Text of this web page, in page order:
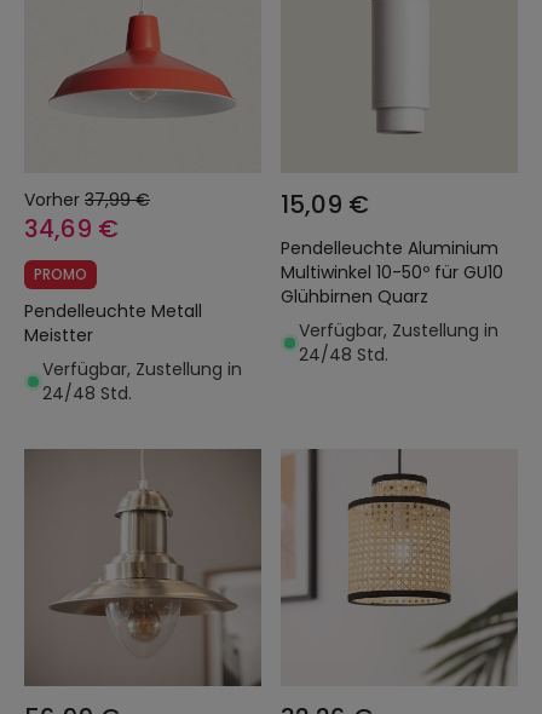
Vorher 37,99 €
34,69 €
PROMO
Pendelleuchte Metall
Meistter
Verfügbar, Zustellung in
24/48 Std.
15,09 €
Pendelleuchte Aluminium
Multiwinkel 10-50º für GU10
Glühbirnen Quarz
Verfügbar, Zustellung in
24/48 Std.